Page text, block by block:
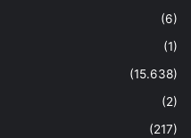
(6)
(1)
(15.638)
(2)
(217)